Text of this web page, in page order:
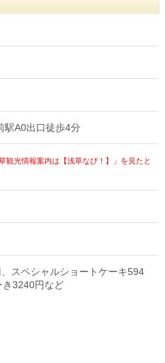
駅A0出口徒歩4分
光情報案内は【浅草なび！】」を見たと
スペシャルショートケーキ594
き3240円など